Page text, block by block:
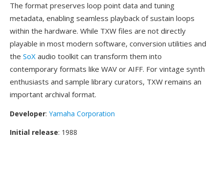
The format preserves loop point data and tuning
metadata, enabling seamless playback of sustain loops
within the hardware. While TXW files are not directly
playable in most modern software, conversion utilities and
the SoX audio toolkit can transform them into
contemporary formats like WAV or AIFF. For vintage synth
enthusiasts and sample library curators, TXW remains an
important archival format.
Developer: Yamaha Corporation
Initial release: 1988